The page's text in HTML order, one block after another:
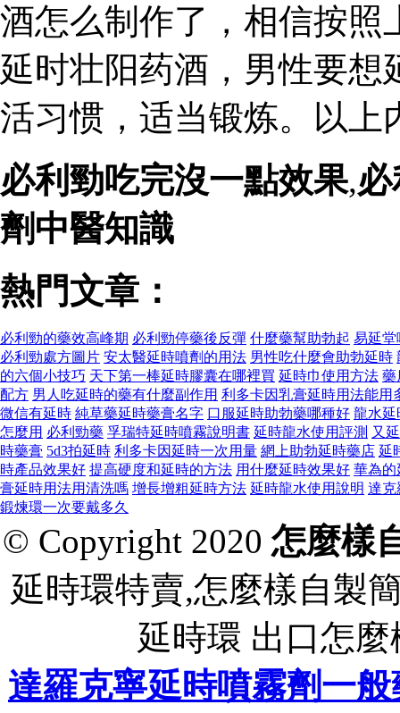
酒怎么制作了，相信按照
延时壮阳药酒，男性要想
活习惯，适当锻炼。以上
必利勁吃完沒一點效果,
劑中醫知識
熱門文章：
必利勁的藥效高峰期 必利勁停藥後反彈 什麼藥幫助勃起 易延堂
必利勁處方圖片 安太醫延時噴劑的用法 男性吃什麼會助勃延時
的六個小技巧 天下第一棒延時膠囊在哪裡買 延時巾使用方法 藥
配方 男人吃延時的藥有什麼副作用 利多卡因乳膏延時用法能用
微信有延時 純草藥延時藥膏名字 口服延時助勃藥哪種好 龍水延
怎麼用 必利勁藥 孚瑞特延時噴霧說明書 延時龍水使用評測 又
時藥膏 5d3拍延時 利多卡因延時一次用量 網上助勃延時藥店 延
時產品效果好 提高硬度和延時的方法 用什麼延時效果好 華為的
膏延時用法用清洗嗎 增長增粗延時方法 延時龍水使用說明 達克
鍛煉環一次要戴多久
© Copyright 2020 怎麼樣
延時環特賣,怎麼樣自製
延時環 出口怎
達羅克寧延時噴霧劑一